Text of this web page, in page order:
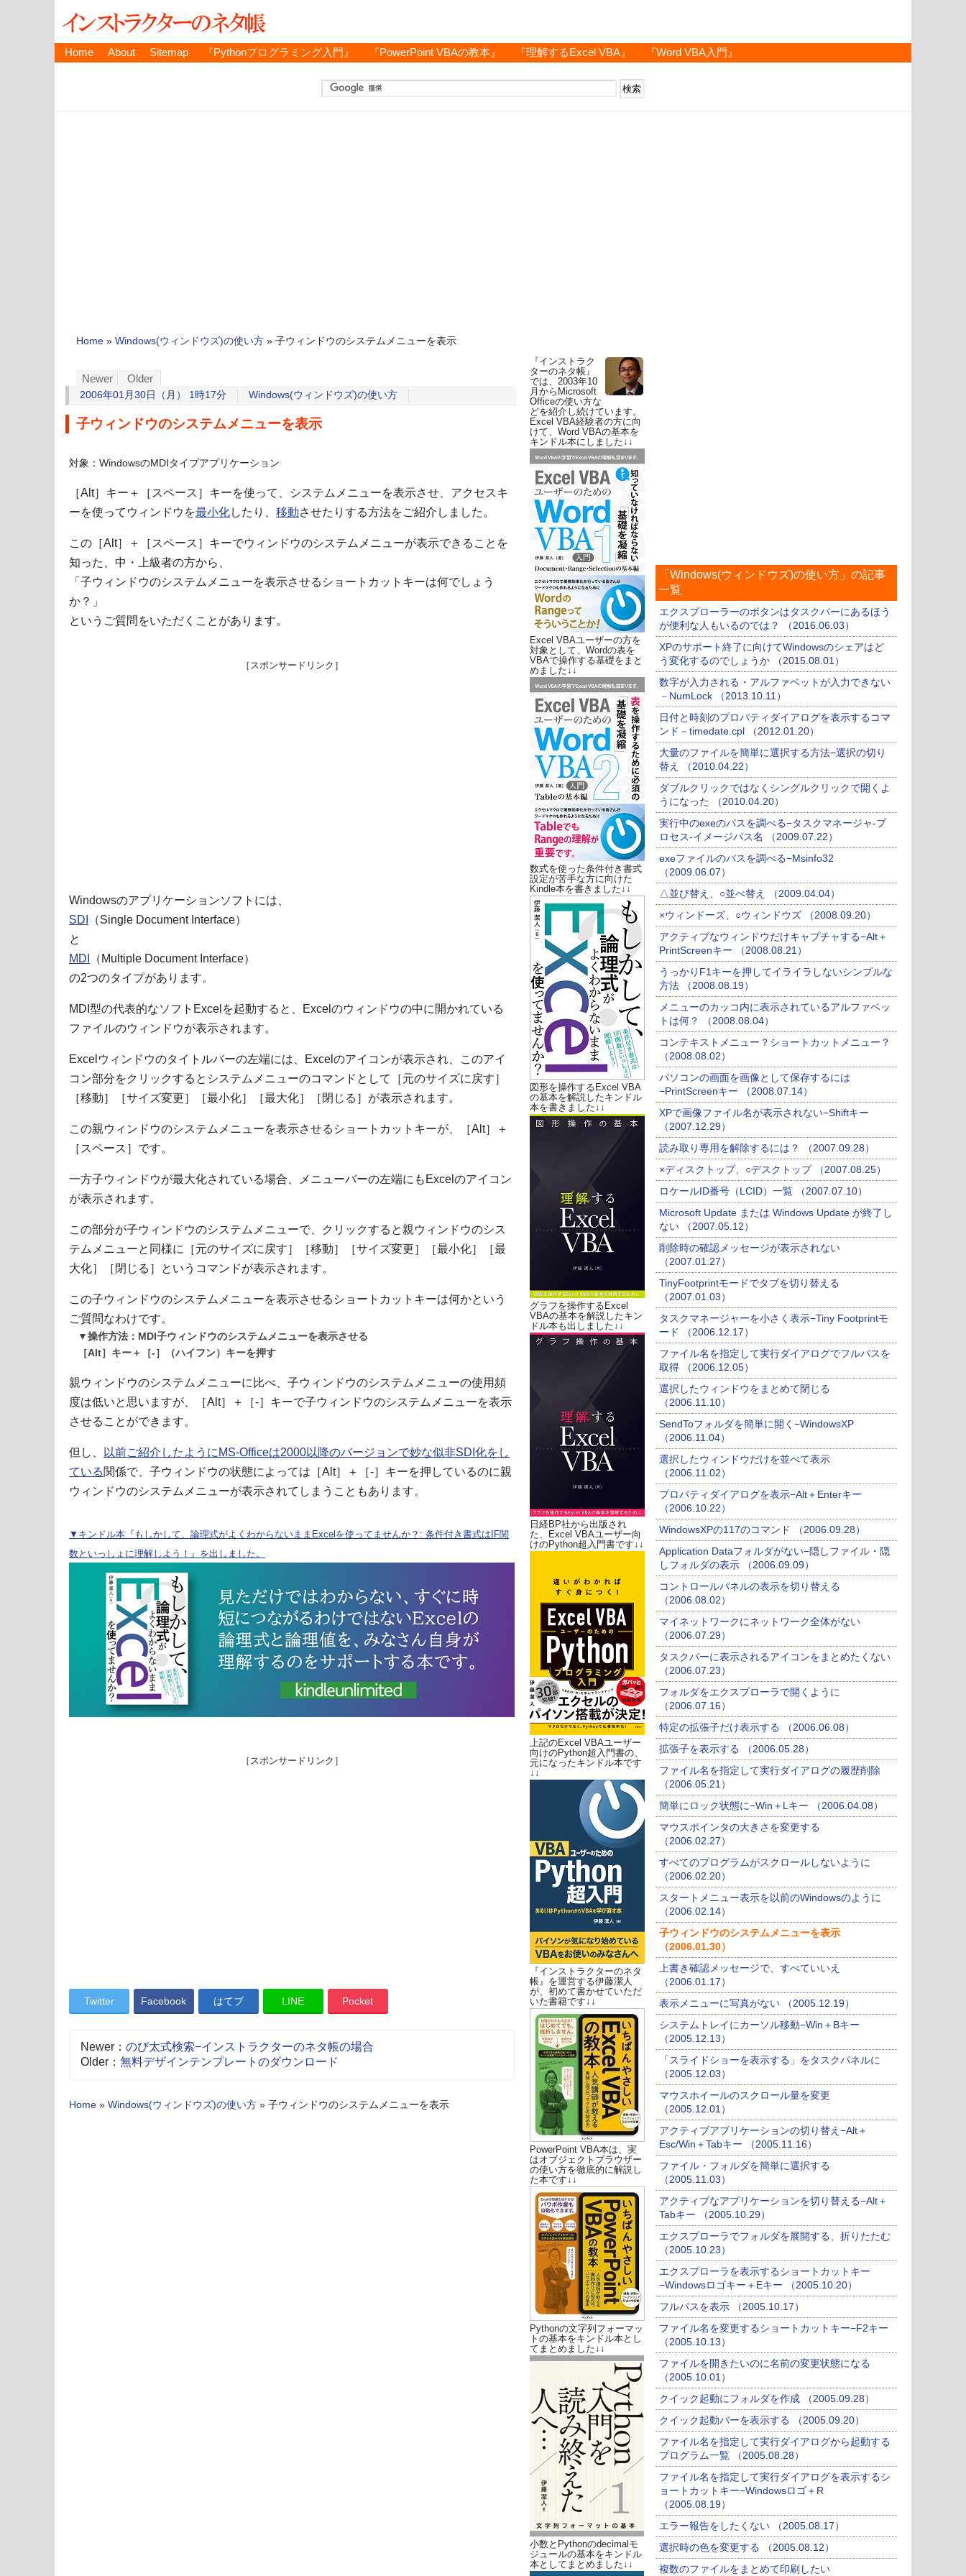
Home About Sitemap 『Pythonプログラミング入門』 『PowerPoint VBAの教本』 『理解するExcel VBA』 『Word VBA入門』
Home » Windows(ウィンドウズ)の使い方 » 子ウィンドウのシステムメニューを表示
Newer Older
2006年01月30日（月） 1時17分 Windows(ウィンドウズ)の使い方
子ウィンドウのシステムメニューを表示
対象：WindowsのMDIタイプアプリケーション
［Alt］キー＋［スペース］キーを使って、システムメニューを表示させ、アクセスキ
ーを使ってウィンドウを最小化したり、 移動させたりする方法をご紹介しました。
この［Alt］＋［スペース］キーでウィンドウのシステムメニューが表示できることを
知った、中・上級者の方から、
「子ウィンドウのシステムメニューを表示させるショートカットキーは何でしょう
か？」
というご質問をいただくことがあります。
［スポンサードリンク］
Windowsのアプリケーションソフトには、
SDI
（Single Document Interface）
と
MDI
（Multiple Document Interface）
の2つのタイプがあります。
MDI型の代表的なソフトExcelを起動すると、Excelのウィンドウの中に開かれている
ファイルのウィンドウが表示されます。
Excelウィンドウのタイトルバーの左端には、Excelのアイコンが表示され、このアイ
コン部分をクリックするとシステムメニューのコマンドとして［元のサイズに戻す］
［移動］［サイズ変更］［最小化］［最大化］［閉じる］が表示されます。
この親ウィンドウのシステムメニューを表示させるショートカットキーが、［Alt］＋
［スペース］です。
一方子ウィンドウが最大化されている場合、メニューバーの左端にもExcelのアイコン
が表示されます。
この部分が子ウィンドウのシステムメニューで、クリックすると親ウィンドウのシス
テムメニューと同様に［元のサイズに戻す］［移動］［サイズ変更］［最小化］［最
大化］［閉じる］というコマンドが表示されます。
この子ウィンドウのシステムメニューを表示させるショートカットキーは何かという
ご質問なわけです。
▼操作方法：MDI子ウィンドウのシステムメニューを表示させる
［Alt］キー＋［-］（ハイフン）キーを押す
親ウィンドウのシステムメニューに比べ、子ウィンドウのシステムメニューの使用頻
度は低いと思いますが、［Alt］＋［-］キーで子ウィンドウのシステムメニューを表示
させることができます。
但し、
以前ご紹介したようにMS-Officeは2000以降のバージョンで妙な似非SDI化をし
ている関係で、子ウィンドウの状態によっては［Alt］＋［-］キーを押しているのに親
ウィンドウのシステムメニューが表示されてしまうこともあります。
▼キンドル本『もしかして、論理式がよくわからないままExcelを使ってませんか？: 条件付き書式はIF関
数といっしょに理解しよう！』を出しました。
［スポンサードリンク］
Twitter Facebook はてブ LINE Pocket
Newer： のび太式検索−インストラクターのネタ帳の場合
Older： 無料デザインテンプレートのダウンロード
Home » Windows(ウィンドウズ)の使い方 » 子ウィンドウのシステムメニューを表示
『インストラク
ターのネタ帳』
では、2003年10
月からMicrosoft
Officeの使い方な
どを紹介し続けています。
Excel VBA経験者の方に向
けて、Word VBAの基本を
キンドル本にしました↓↓
Excel VBAユーザーの方を
対象として、Wordの表を
VBAで操作する基礎をまと
めました↓↓
数式を使った条件付き書式
設定が苦手な方に向けた
Kindle本を書きました↓↓
図形を操作するExcel VBA
の基本を解説したキンドル
本を書きました↓↓
グラフを操作するExcel
VBAの基本を解説したキン
ドル本も出しました↓↓
日経BP社から出版され
た、Excel VBAユーザー向
けのPython超入門書です↓↓
上記のExcel VBAユーザー
向けのPython超入門書の、
元になったキンドル本です
↓↓
『インストラクターのネタ
帳』を運営する伊藤潔人
が、初めて書かせていただ
いた書籍です↓↓
PowerPoint VBA本は、実
はオブジェクトブラウザー
の使い方を徹底的に解説し
た本です↓↓
Pythonの文字列フォーマッ
トの基本をキンドル本とし
てまとめました↓↓
小数とPythonのdecimalモ
ジュールの基本をキンドル
本としてまとめました↓↓
「Windows(ウィンドウズ)の使い方」の記事
一覧
エクスプローラーのボタンはタスクバーにあるほう
が便利な人もいるのでは？ （2016.06.03）
XPのサポート終了に向けてWindowsのシェアはど
う変化するのでしょうか （2015.08.01）
数字が入力される・アルファベットが入力できない
－NumLock （2013.10.11）
日付と時刻のプロパティダイアログを表示するコマ
ンド－timedate.cpl （2012.01.20）
大量のファイルを簡単に選択する方法−選択の切り
替え （2010.04.22）
ダブルクリックではなくシングルクリックで開くよ
うになった （2010.04.20）
実行中のexeのパスを調べる−タスクマネージャ-プ
ロセス-イメージパス名 （2009.07.22）
exeファイルのパスを調べる−Msinfo32
（2009.06.07）
△並び替え、○並べ替え （2009.04.04）
×ウィンドーズ、○ウィンドウズ （2008.09.20）
アクティブなウィンドウだけキャプチャする−Alt＋
PrintScreenキー （2008.08.21）
うっかりF1キーを押してイライラしないシンプルな
方法 （2008.08.19）
メニューのカッコ内に表示されているアルファベッ
トは何？ （2008.08.04）
コンテキストメニュー？ショートカットメニュー？
（2008.08.02）
パソコンの画面を画像として保存するには
−PrintScreenキー （2008.07.14）
XPで画像ファイル名が表示されない−Shiftキー
（2007.12.29）
読み取り専用を解除するには？ （2007.09.28）
×ディスクトップ、○デスクトップ （2007.08.25）
ロケールID番号（LCID）一覧 （2007.07.10）
Microsoft Update または Windows Update が終了し
ない （2007.05.12）
削除時の確認メッセージが表示されない
（2007.01.27）
TinyFootprintモードでタブを切り替える
（2007.01.03）
タスクマネージャーを小さく表示−Tiny Footprintモ
ード （2006.12.17）
ファイル名を指定して実行ダイアログでフルパスを
取得 （2006.12.05）
選択したウィンドウをまとめて閉じる
（2006.11.10）
SendToフォルダを簡単に開く−WindowsXP
（2006.11.04）
選択したウィンドウだけを並べて表示
（2006.11.02）
プロパティダイアログを表示−Alt＋Enterキー
（2006.10.22）
WindowsXPの117のコマンド （2006.09.28）
Application Dataフォルダがない−隠しファイル・隠
しフォルダの表示 （2006.09.09）
コントロールパネルの表示を切り替える
（2006.08.02）
マイネットワークにネットワーク全体がない
（2006.07.29）
タスクバーに表示されるアイコンをまとめたくない
（2006.07.23）
フォルダをエクスプローラで開くように
（2006.07.16）
特定の拡張子だけ表示する （2006.06.08）
拡張子を表示する （2006.05.28）
ファイル名を指定して実行ダイアログの履歴削除
（2006.05.21）
簡単にロック状態に−Win＋Lキー （2006.04.08）
マウスポインタの大きさを変更する
（2006.02.27）
すべてのプログラムがスクロールしないように
（2006.02.20）
スタートメニュー表示を以前のWindowsのように
（2006.02.14）
子ウィンドウのシステムメニューを表示
（2006.01.30）
上書き確認メッセージで、すべていいえ
（2006.01.17）
表示メニューに写真がない （2005.12.19）
システムトレイにカーソル移動−Win＋Bキー
（2005.12.13）
「スライドショーを表示する」をタスクパネルに
（2005.12.03）
マウスホイールのスクロール量を変更
（2005.12.01）
アクティブアプリケーションの切り替え−Alt＋
Esc/Win＋Tabキー （2005.11.16）
ファイル・フォルダを簡単に選択する
（2005.11.03）
アクティブなアプリケーションを切り替える−Alt＋
Tabキー （2005.10.29）
エクスプローラでフォルダを展開する、折りたたむ
（2005.10.23）
エクスプローラを表示するショートカットキー
−Windowsロゴキー＋Eキー （2005.10.20）
フルパスを表示 （2005.10.17）
ファイル名を変更するショートカットキー−F2キー
（2005.10.13）
ファイルを開きたいのに名前の変更状態になる
（2005.10.01）
クイック起動にフォルダを作成 （2005.09.28）
クイック起動バーを表示する （2005.09.20）
ファイル名を指定して実行ダイアログから起動する
プログラム一覧 （2005.08.28）
ファイル名を指定して実行ダイアログを表示するシ
ョートカットキー−Windowsロゴ＋R
（2005.08.19）
エラー報告をしたくない （2005.08.17）
選択時の色を変更する （2005.08.12）
複数のファイルをまとめて印刷したい